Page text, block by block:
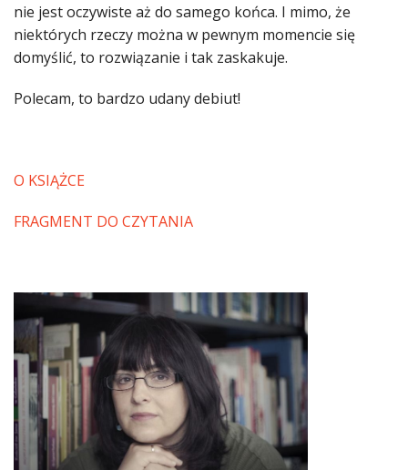
nie jest oczywiste aż do samego końca. I mimo, że
niektórych rzeczy można w pewnym momencie się
domyślić, to rozwiązanie i tak zaskakuje.
Polecam, to bardzo udany debiut!
O KSIĄŻCE
FRAGMENT DO CZYTANIA